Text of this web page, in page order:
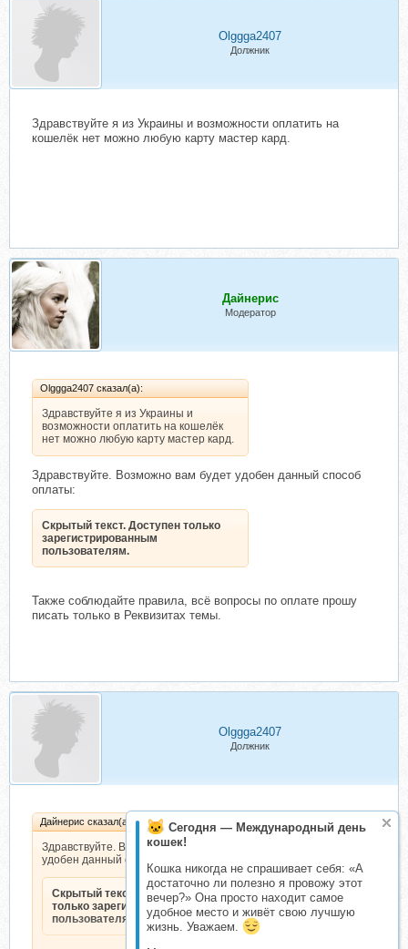
Сегодня — Международный день
кошек!
Кошка никогда не спрашивает себя: «А
достаточно ли полезно я провожу этот
вечер?» Она просто находит самое
удобное место и живёт свою лучшую
жизнь. Уважаем.
Olggga2407
Должник
Здравствуйте я из Украины и возможности оплатить на
кошелёк нет можно любую карту мастер кард.
Дайнерис
Модератор
Olggga2407 сказал(а):
Здравствуйте я из Украины и
возможности оплатить на кошелёк
нет можно любую карту мастер кард.
Здравствуйте. Возможно вам будет удобен данный способ
оплаты:
Скрытый текст. Доступен только
зарегистрированным
пользователям.
Также соблюдайте правила, всё вопросы по оплате прошу
писать только в Реквизитах темы.
Olggga2407
Должник
Дайнерис сказал(а):
Здравствуйте. Возможно вам будет
удобен данный способ оплаты:
Скрытый текст. Доступен
только зарегистрированным
пользователям.